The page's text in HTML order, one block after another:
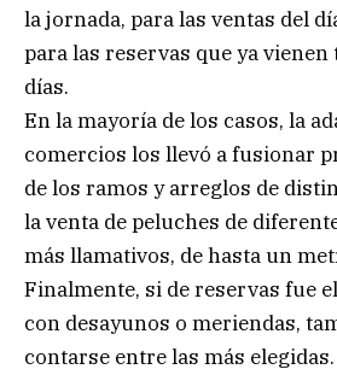
la jornada, para las ventas del
para las reservas que ya vienen
días.
En la mayoría de los casos, la
comercios los llevó a fusionar
de los ramos y arreglos de
la venta de peluches de
más llamativos, de hasta un
Finalmente, si de reservas fue
con desayunos o meriendas,
contarse entre las más elegidas.